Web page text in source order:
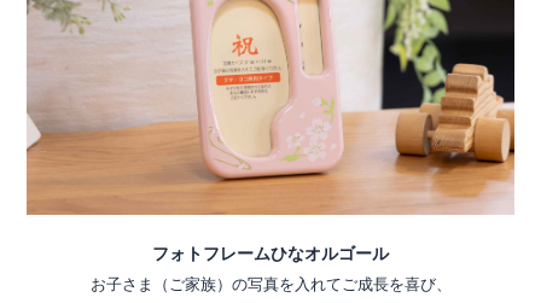
フォトフレームひなオルゴール
お子さま（ご家族）の写真を入れてご成長を喜び、